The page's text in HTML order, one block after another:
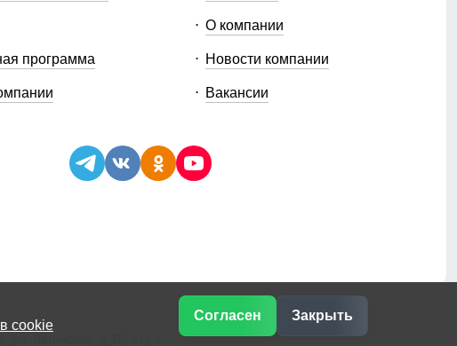
cookie
Согласен Закрыть
программа
О компании
Новости компании
Вакансии